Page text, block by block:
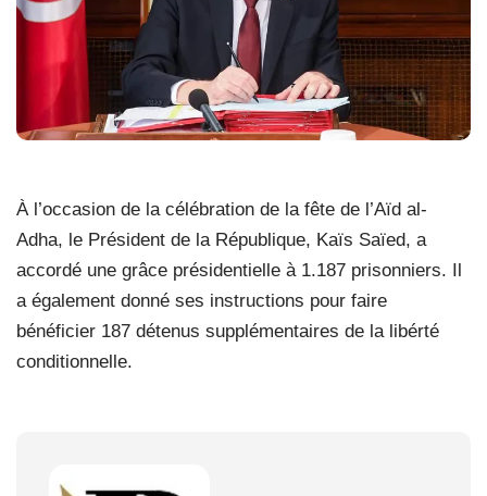
À l’occasion de la célébration de la fête de l’Aïd al-
Adha, le Président de la République, Kaïs Saïed, a
accordé une grâce présidentielle à 1.187 prisonniers. Il
a également donné ses instructions pour faire
bénéficier 187 détenus supplémentaires de la libérté
conditionnelle.